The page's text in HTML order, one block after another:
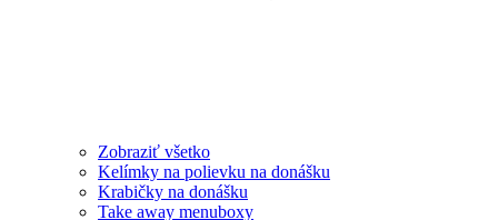
Zobraziť všetko
Kelímky na polievku na donášku
Krabičky na donášku
Take away menuboxy